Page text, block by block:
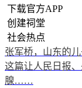
下载官方APP
创建祠堂
社会热点
张军桥，山东的儿
这篇让人民日报
腺……